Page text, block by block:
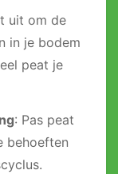
uit om de
in je bodem
peat je
: Pas peat
behoeften